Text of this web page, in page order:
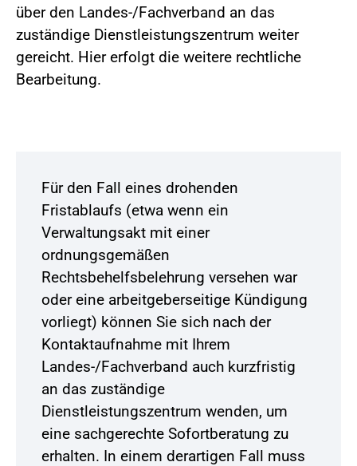
über den Landes-/Fachverband an das
zuständige Dienstleistungszentrum weiter
gereicht. Hier erfolgt die weitere rechtliche
Bearbeitung.
Für den Fall eines drohenden
Fristablaufs (etwa wenn ein
Verwaltungsakt mit einer
ordnungsgemäßen
Rechtsbehelfsbelehrung versehen war
oder eine arbeitgeberseitige Kündigung
vorliegt) können Sie sich nach der
Kontaktaufnahme mit Ihrem
Landes-/Fachverband auch kurzfristig
an das zuständige
Dienstleistungszentrum wenden, um
eine sachgerechte Sofortberatung zu
erhalten. In einem derartigen Fall muss